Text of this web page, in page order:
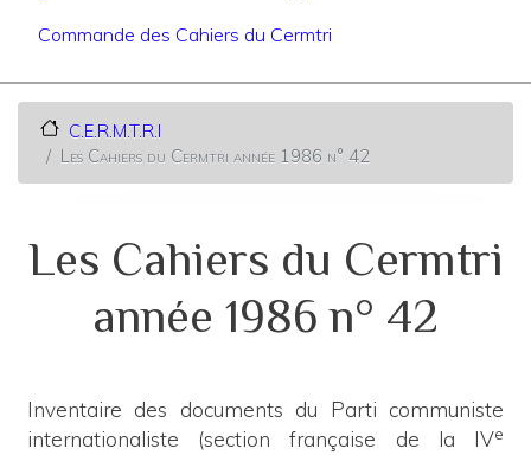
Commande des Cahiers du Cermtri
C.E.R.M.T.R.I
Les Cahiers du Cermtri année 1986 n° 42
Les Cahiers du Cermtri
année 1986 n° 42
Inventaire des documents du Parti communiste
internationaliste (section française de la IVe